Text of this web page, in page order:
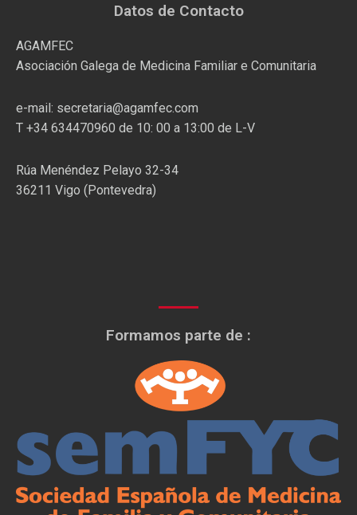
Datos de Contacto
AGAMFEC
Asociación Galega de Medicina Familiar e Comunitaria
e-mail: secretaria@agamfec.com
T +34 634470960 de 10: 00 a 13:00 de L-V
Rúa Menéndez Pelayo 32-34
36211 Vigo (Pontevedra)
Formamos parte de :